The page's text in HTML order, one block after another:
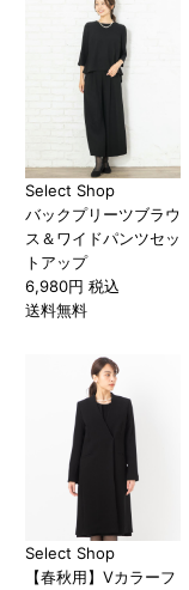
Select Shop
バックプリーツブラウ
ス＆ワイドパンツセッ
トアップ
6,980円 税込
送料無料
Select Shop
【春秋用】Vカラーフ